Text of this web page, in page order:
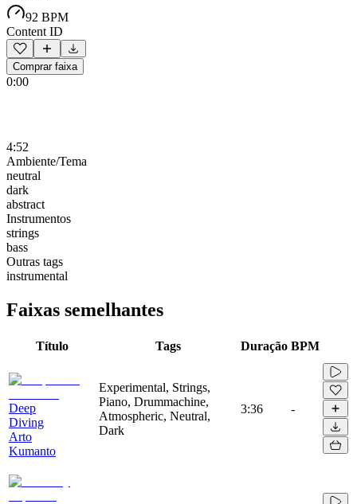
92 BPM
Content ID
Comprar faixa
0:00
4:52
Ambiente/Tema
neutral
dark
abstract
Instrumentos
strings
bass
Outras tags
instrumental
Faixas semelhantes
Título Tags Duração BPM
Deep
Diving
Arto
Kumanto
Experimental, Strings,
Piano, Drummachine,
Atmospheric, Neutral,
Dark
3:36 -